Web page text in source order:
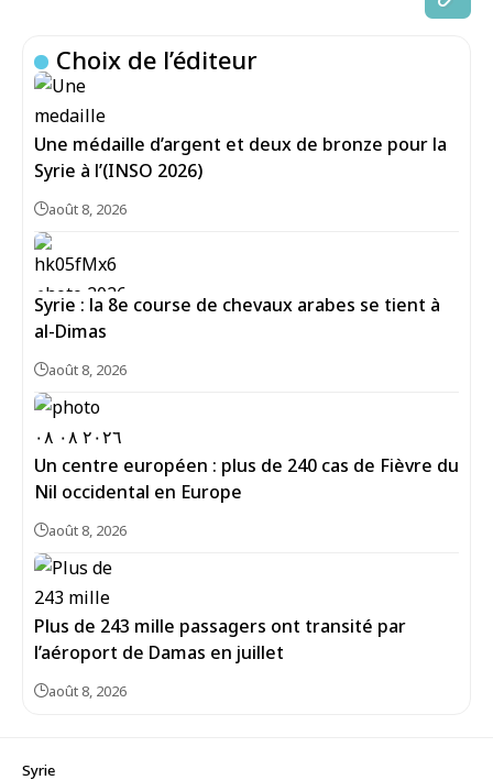
Choix de l’éditeur
Une médaille d’argent et deux de bronze pour la
Syrie à l’(INSO 2026)
août 8, 2026
Syrie : la 8e course de chevaux arabes se tient à
al-Dimas
août 8, 2026
Un centre européen : plus de 240 cas de Fièvre du
Nil occidental en Europe
août 8, 2026
Plus de 243 mille passagers ont transité par
l’aéroport de Damas en juillet
août 8, 2026
Syrie